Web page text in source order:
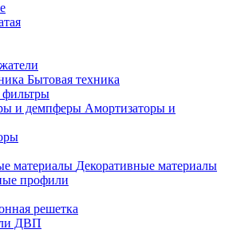
Бытовая техника
Амортизаторы и
Декоративные материалы
профили
решетка
ДВП